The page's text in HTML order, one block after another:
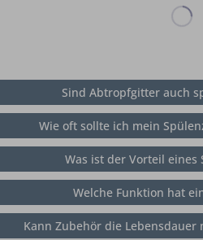
Sind Abtropfgitter auch
Wie oft sollte ich mein
Was ist der Vorteil eines
Welche Funktion hat
Kann Zubehör die Lebensdauer